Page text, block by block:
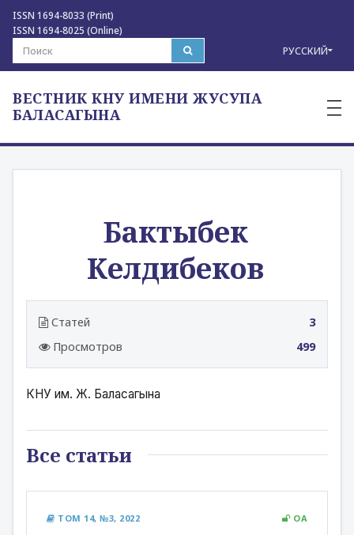
ISSN 1694-8033 (Print)
ISSN 1694-8025 (Online)
РУССКИЙ
ВЕСТНИК КНУ ИМЕНИ ЖУСУПА
БАЛАСАГЫНА
—
—
—
Бактыбек
Келдибеков
Статей
3
Просмотров
499
КНУ им. Ж. Баласагына
Все статьи
ТОМ 14, №3, 2022 OA